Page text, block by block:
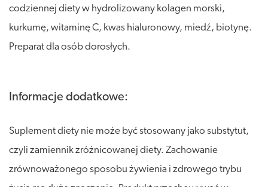
codziennej diety w hydrolizowany kolagen morski,
kurkumę, witaminę C, kwas hialuronowy, miedź, biotynę.
Preparat dla osób dorosłych.
Informacje dodatkowe:
Suplement diety nie może być stosowany jako substytut,
czyli zamiennik zróżnicowanej diety. Zachowanie
zrównoważonego sposobu żywienia i zdrowego trybu